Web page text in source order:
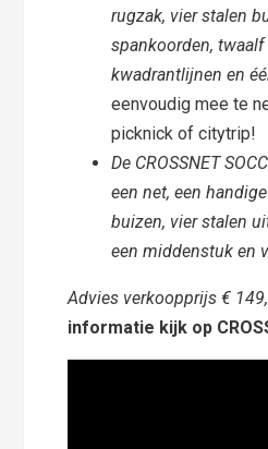
rugzak, vier stalen
spankoorden,
kwadrantlijnen en
eenvoudig mee te
picknick of citytrip!
De CROSSNET
een net, een
buizen, vier stalen
een middenstuk en
Advies verkoopprijs €
informatie kijk op